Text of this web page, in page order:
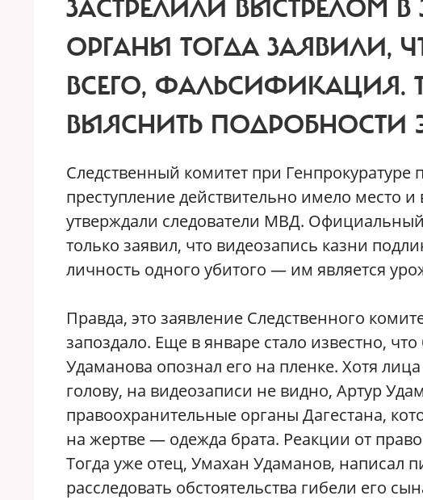
ЗАСТРЕЛИЛИ ВЫСТРЕЛОМ
ОРГАНЫ ТОГДА ЗАЯВИЛИ,
ВСЕГО, ФАЛЬСИФИКАЦИЯ.
ВЫЯСНИТЬ ПОДРОБНОСТИ
Следственный комитет при
преступление действительно имело место и
утверждали следователи МВД.
только заявил, что видеозапись казни
личность одного убитого — им является
Правда, это заявление Следственного
запоздало. Еще в январе стало известно,
Удаманова опознал его на пленке. Хотя
голову, на видеозаписи не видно, Артур
правоохранительные органы Дагестана,
на жертве — одежда брата. Реакции от
Тогда уже отец, Умахан Удаманов, написал
расследовать обстоятельства гибели его